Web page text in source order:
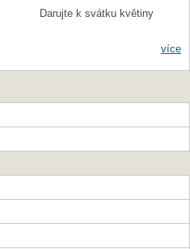
Darujte k svátku květiny
více